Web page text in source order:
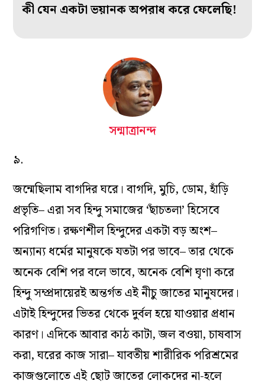
কী যেন একটা ভয়ানক অপরাধ করে ফেলেছি!
সন্মাত্রানন্দ
৯.
জন্মেছিলাম বাগদির ঘরে। বাগদি, মুচি, ডোম, হাঁড়ি
প্রভৃতি– এরা সব হিন্দু সমাজের ‘ছাঁচতলা’ হিসেবে
পরিগণিত। রক্ষণশীল হিন্দুদের একটা বড় অংশ–
অন্যান্য ধর্মের মানুষকে যতটা পর ভাবে– তার থেকে
অনেক বেশি পর বলে ভাবে, অনেক বেশি ঘৃণা করে
হিন্দু সম্প্রদায়েরই অন্তর্গত এই নীচু জাতের মানুষদের।
এটাই হিন্দুদের ভিতর থেকে দুর্বল হয়ে যাওয়ার প্রধান
কারণ। এদিকে আবার কাঠ কাটা, জল বওয়া, চাষবাস
করা, ঘরের কাজ সারা– যাবতীয় শারীরিক পরিশ্রমের
কাজগুলোতে এই ছোট জাতের লোকদের না-হলে